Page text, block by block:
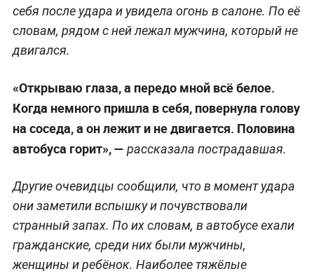
себя после удара и увидела огонь в салоне. По её
словам, рядом с ней лежал мужчина, который не
двигался.
«Открываю глаза, а передо мной всё белое.
Когда немного пришла в себя, повернула голову
на соседа, а он лежит и не двигается. Половина
автобуса горит», — рассказала пострадавшая.
Другие очевидцы сообщили, что в момент удара
они заметили вспышку и почувствовали
странный запах. По их словам, в автобусе ехали
гражданские, среди них были мужчины,
женщины и ребёнок. Наиболее тяжёлые